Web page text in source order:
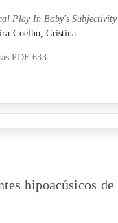
Play In Baby's Subjectivity
Coelho, Cristina
PDF 633
hipoacúsicos